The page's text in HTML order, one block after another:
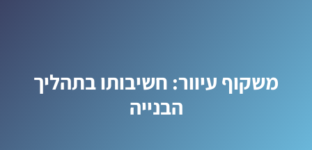
משקוף עיוור: חשיבותו בתהליך
הבנייה